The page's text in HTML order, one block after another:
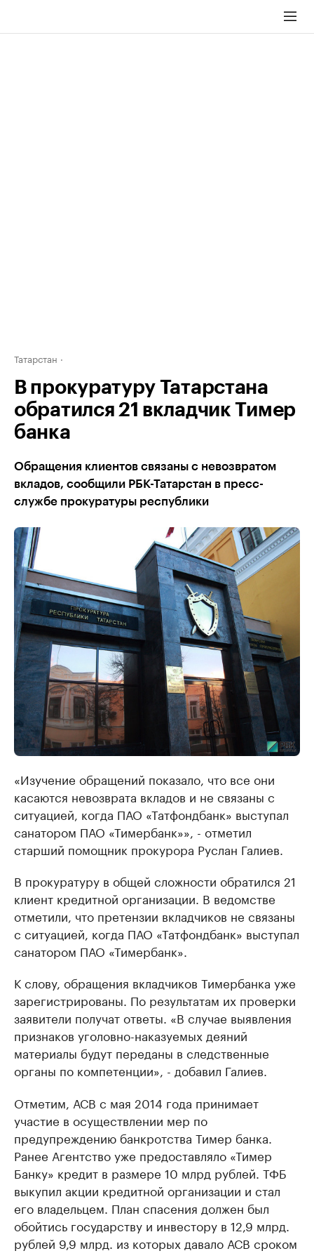
Татарстан
В прокуратуру Татарстана
обратился 21 вкладчик Тимер
банка
Обращения клиентов связаны с невозвратом
вкладов, сообщили РБК-Татарстан в пресс-
службе прокуратуры республики
«Изучение обращений показало, что все они
касаются невозврата вкладов и не связаны с
ситуацией, когда ПАО «Татфондбанк» выступал
санатором ПАО «Тимербанк»», - отметил
старший помощник прокурора Руслан Галиев.
В прокуратуру в общей сложности обратился 21
клиент кредитной организации. В ведомстве
отметили, что претензии вкладчиков не связаны
с ситуацией, когда ПАО «Татфондбанк» выступал
санатором ПАО «Тимербанк».
К слову, обращения вкладчиков Тимербанка уже
зарегистрированы. По результатам их проверки
заявители получат ответы. «В случае выявления
признаков уголовно-наказуемых деяний
материалы будут переданы в следственные
органы по компетенции», - добавил Галиев.
Отметим, АСВ с мая 2014 года принимает
участие в осуществлении мер по
предупреждению банкротства Тимер банка.
Ранее Агентство уже предоставляло «Тимер
Банку» кредит в размере 10 млрд рублей. ТФБ
выкупил акции кредитной организации и стал
его владельцем. План спасения должен был
обойтись государству и инвестору в 12,9 млрд.
рублей 9,9 млрд. из которых давало АСВ сроком